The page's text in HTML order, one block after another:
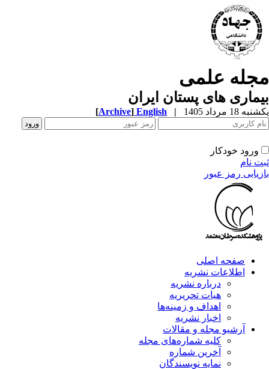
علمی
های پستان ایران
18 مرداد 1405 |
English
[Archive]
ورود خودکار
نام
رمز عبور
صفحه اصلی
اطلاعات نشریه
درباره نشریه
هیات تحریریه
اهداف و زمینه‌ها
اخبار نشریه
آرشیو مجله و مقالات
کلیه شماره‌های مجله
آخرین شماره
نمایه نویسندگان